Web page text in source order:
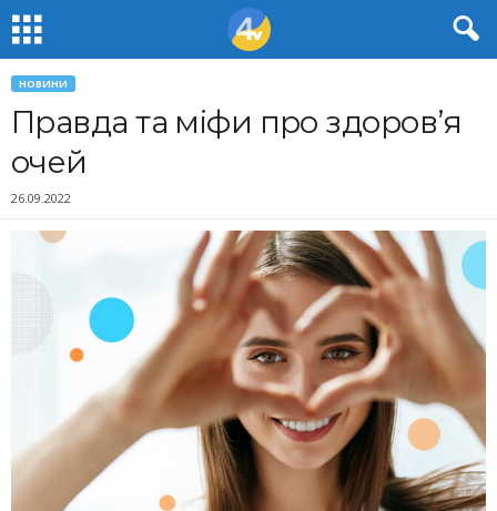
НОВИНИ
Правда та міфи про здоров’я
очей
26.09.2022